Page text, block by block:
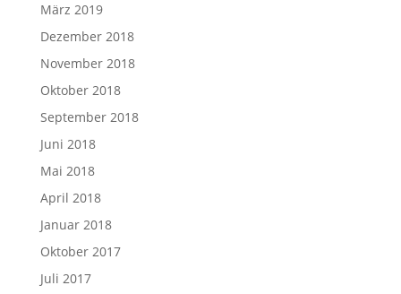
März 2019
Dezember 2018
November 2018
Oktober 2018
September 2018
Juni 2018
Mai 2018
April 2018
Januar 2018
Oktober 2017
Juli 2017